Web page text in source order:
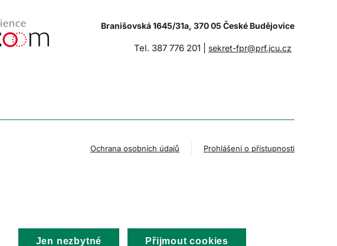
Branišovská 1645/31a, 370 05 České Budějovice
Tel. 387 776 201 | sekret-fpr@prf.jcu.cz
Ochrana osobních údajů Prohlášení o přístupnosti
Jen nezbytné Přijmout cookies